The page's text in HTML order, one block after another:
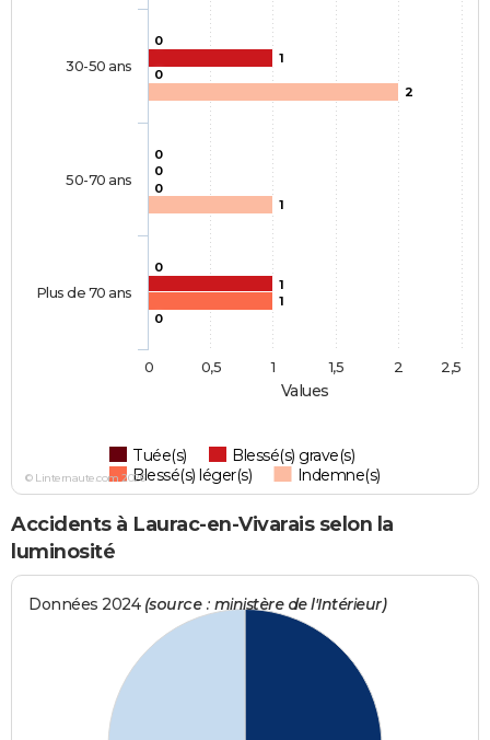
Values
0
0
0
1
0
1
0
0
1
2
1
0
Tuée(s)
Blessé(s) grave(s)
Blessé(s) léger(s)
Indemne(s)
30-50 ans
50-70 ans
Plus de 70 ans
0 0,5 1 1,5 2 2,5
© Linternaute.com 2026
Accidents à Laurac-en-Vivarais selon la
luminosité
Données 2024 (source : ministère de l'Intérieur)